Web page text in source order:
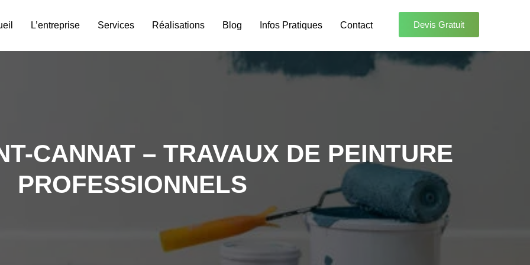
L’entreprise Services Réalisations Blog Infos Pratiques Contact Devis Gratuit
CANNAT – TRAVAUX DE PEINTURE
PROFESSIONNELS